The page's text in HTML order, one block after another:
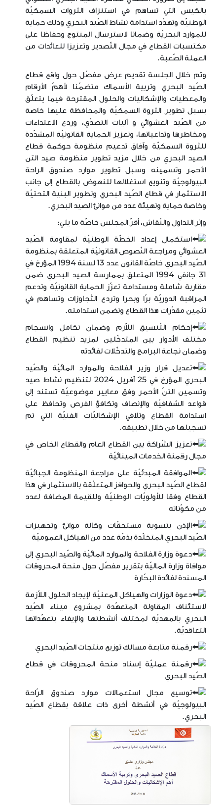
بالكيس التي تساهم في استنزاف الثروات السمكيّة
الوطنيّة وتهدّد استدامة نشاط الصّيد البحري وذلك حماية
للموارد البحريّة وضمانا لاسترسال المنتوج وحفاظا على
مكتسبات القطاع في مجال التّصدير وتعزيزا للعائدات من
العملة الصّعبة.
وتم خلال الجلسة تقديم عرض مفصّل حول واقع قطاع
الصّيد البحري وتربية الأسماك متضمّنا لأهمّ الأرقام
والمعطيات والإشكاليات والحلول المقترحة فيما يتعلّق
بسبل تطوير الثروة السمكيّة والمحافظة عليها خاصة
من الصّيد العشوائي و آليات التصدّي، وردع الاعتداءات
ومخاطرها وتداعياتها، وتعزيز الحماية القانونيّة المشدّدة
للثروة السمكيّة وآفاق تدعيم منظومة حوكمة قطاع
الصيد البحري من خلال مزيد تطوير منظومة صيد التن
الأحمر وتسمينه وسبل تطوير موارد صندوق الراحة
البيولوجيّة وتنويع استغلالها للنهوض بالقطاع إلى جانب
الاستثمار في قطاع الصّيد البحري وتطوير البنية التحتيّة
وخاصة حماية وتهيئة عدد من موانئ الصيد البحري.
وإثر التداول والنّقاش، أقرّ المجلس خاصّة ما يلي:
استكمال إعداد الخطّة الوطنيّة لمقاومة الصّيد
العشوائي ومراجعة النّصوص القانونيّة المتعلقة بمنظومة
الصّيد البحري خاصّة القانون عدد 13 لسنة 1994 المؤرخ في
31 جانفي 1994 المتعلق بممارسة الصيد البحري ضمن
مقاربة شاملة ومستدامة تعزّز الحماية القانونيّة وتدعم
المراقبة الدوريّة برّا وبحرا وتردع التّجاوزات وتساهم في
تثمين مقدّرات هذا القطاع وتضمن استدامته.
إحكام التّنسيق اللاّزم وضمان تكامل وانسجام
مختلف الأدوار بين المتدخّلين لمزيد تنظيم القطاع
وضمان نجاعة البرامج والتدخّلات لفائدته
تعديل قرار وزير الفلاحة والموارد المائيّة والصّيد
البحري المؤرخ في 25 أفريل 2024 لتنظيم نشاط صيد
وتسمين التنّ الأحمر وفق معايير موضوعيّة تستند إلى
قواعد الشفافيّة والإنصاف وتكافؤ الفرص وتحافظ على
استدامة القطاع وتلافي الإشكاليّات الفنيّة التي تم
تسجيلها من خلال تطبيقه.
تعزيز الشّراكة بين القطاع العام والقطاع الخاص في
مجال رقمنة الخدمات المينائيّة
الموافقة المبدئيّة على مراجعة المنظومة الجبائيّة
لقطاع الصّيد البحري والحوافز المتعلّقة بالاستثمار في هذا
القطاع وفقا للأولويّات الوطنيّة وللقيمة المضافة لعدد
من مكوّناته
الإذن بتسوية مستحقّات وكالة موانئ وتجهيزات
الصّيد البحري المتخلّدة بذمّة عدد من الهياكل العموميّة
دعوة وزارة الفلاحة والموارد المائيّة والصّيد البحري إلى
موافاة وزارة الماليّة بتقرير مفصّل حول منحة المحروقات
المسندة لفائدة البحّارة
دعوة الوزارات والهياكل المعنيّة لإيجاد الحلول اللاّزمة
لاستئناف المقاولة المتعهّدة بمشروع ميناء الصّيد
البحري بالمهديّة لمختلف أنشطتها والإيفاء بتعهّداتها
التعاقديّة.
رقمنة متابعة مسالك توزيع منتجات الصّيد البحري
رقمنة عمليّة إسناد منحة المحروقات في قطاع
الصّيد البحري
توسيع مجال استعمالات موارد صندوق الرّاحة
البيولوجيّة في أنشطة أخرى ذات علاقة بقطاع الصّيد
البحري.